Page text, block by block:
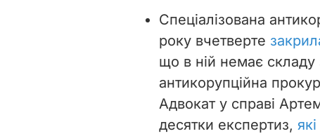
Спеціалізована
року вчетверте
що в ній немає
антикорупційна
Адвокат у справі
десятки експертиз,